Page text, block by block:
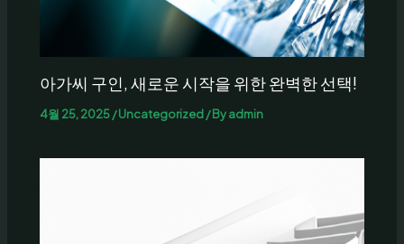
아가씨 구인, 새로운 시작을 위한 완벽한 선택!
4월 25, 2025/Uncategorized/ Byadmin